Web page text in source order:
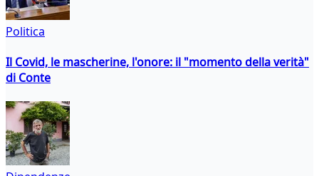
Politica
Il Covid, le mascherine, l'onore: il "momento della verità"
di Conte